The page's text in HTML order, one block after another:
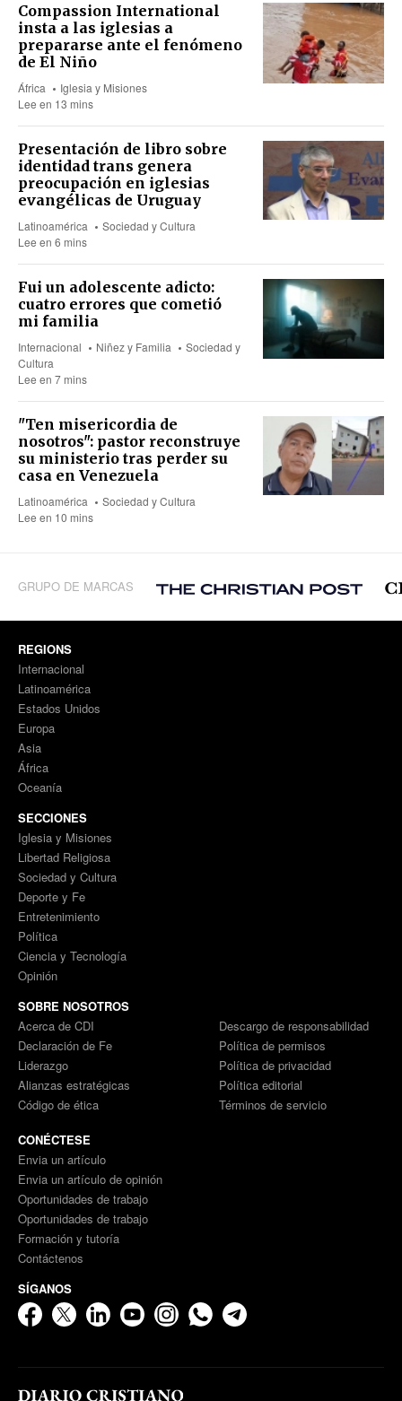
Compassion International
insta a las iglesias a
prepararse ante el fenómeno
de El Niño
África
Iglesia y Misiones
Lee en 13 mins
Presentación de libro sobre
identidad trans genera
preocupación en iglesias
evangélicas de Uruguay
Latinoamérica
Sociedad y Cultura
Lee en 6 mins
Fui un adolescente adicto:
cuatro errores que cometió
mi familia
Internacional Niñez y Familia
Sociedad y
Cultura
Lee en 7 mins
"Ten misericordia de
nosotros": pastor reconstruye
su ministerio tras perder su
casa en Venezuela
Latinoamérica
Sociedad y Cultura
Lee en 10 mins
GRUPO DE MARCAS
REGIONS
Internacional
Latinoamérica
Estados Unidos
Europa
Asia
África
Oceanía
SECCIONES
Iglesia y Misiones
Libertad Religiosa
Sociedad y Cultura
Deporte y Fe
Entretenimiento
Política
Ciencia y Tecnología
Opinión
SOBRE NOSOTROS
Acerca de CDI
Declaración de Fe
Liderazgo
Alianzas estratégicas
Código de ética
Descargo de responsabilidad
Política de permisos
Política de privacidad
Política editorial
Términos de servicio
CONÉCTESE
Envia un artículo
Envia un artículo de opinión
Oportunidades de trabajo
Oportunidades de trabajo
Formación y tutoría
Contáctenos
SÍGANOS